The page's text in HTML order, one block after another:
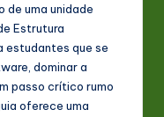
uma unidade
Estrutura
estudantes que se
dominar a
passo crítico rumo
oferece uma